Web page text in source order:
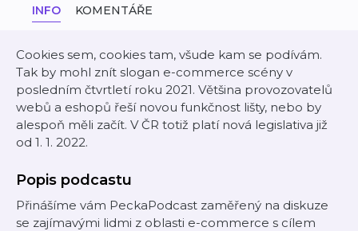
INFO KOMENTÁŘE
Cookies sem, cookies tam, všude kam se podívám.
Tak by mohl znít slogan e-commerce scény v
posledním čtvrtletí roku 2021. Většina provozovatelů
webů a eshopů řeší novou funkčnost lišty, nebo by
alespoň měli začít. V ČR totiž platí nová legislativa již
od 1. 1. 2022.
Popis podcastu
Přinášíme vám PeckaPodcast zaměřený na diskuze
se zajímavými lidmi z oblasti e-commerce s cílem